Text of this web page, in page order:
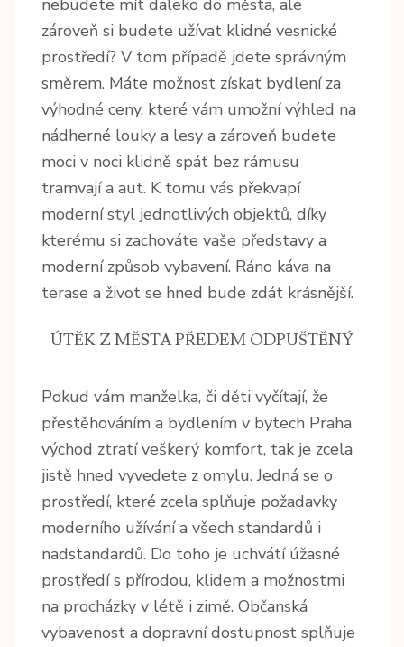
nebudete mít daleko do města, ale
zároveň si budete užívat klidné vesnické
prostředí? V tom případě jdete správným
směrem. Máte možnost získat bydlení za
výhodné ceny, které vám umožní výhled na
nádherné louky a lesy a zároveň budete
moci v noci klidně spát bez rámusu
tramvají a aut. K tomu vás překvapí
moderní styl jednotlivých objektů, díky
kterému si zachováte vaše představy a
moderní způsob vybavení. Ráno káva na
terase a život se hned bude zdát krásnější.
ÚTĚK Z MĚSTA PŘEDEM ODPUŠTĚNÝ
Pokud vám manželka, či děti vyčítají, že
přestěhováním a bydlením v bytech Praha
východ ztratí veškerý komfort, tak je zcela
jistě hned vyvedete z omylu. Jedná se o
prostředí, které zcela splňuje požadavky
moderního užívání a všech standardů i
nadstandardů. Do toho je uchvátí úžasné
prostředí s přírodou, klidem a možnostmi
na procházky v létě i zimě. Občanská
vybavenost a dopravní dostupnost splňuje